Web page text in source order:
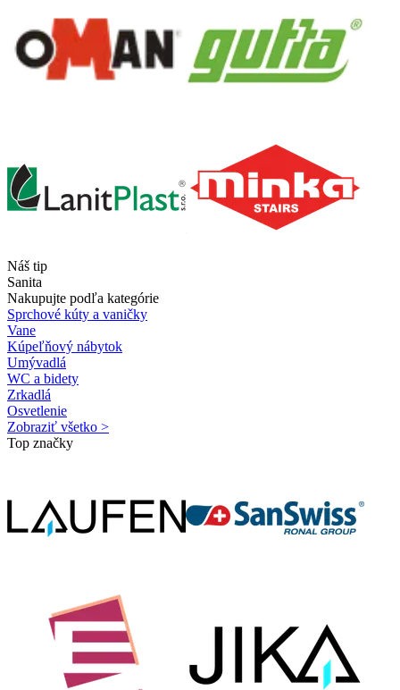
Náš tip
Sanita
Nakupujte podľa kategórie
Sprchové kúty a vaničky
Vane
Kúpeľňový nábytok
Umývadlá
WC a bidety
Zrkadlá
Osvetlenie
Zobraziť všetko >
Top značky